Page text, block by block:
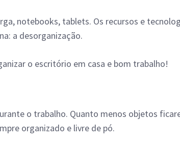
notebooks, tablets. Os recursos e
a desorganização.
o escritório em casa e bom trabalho!
o trabalho. Quanto menos objetos
organizado e livre de pó.